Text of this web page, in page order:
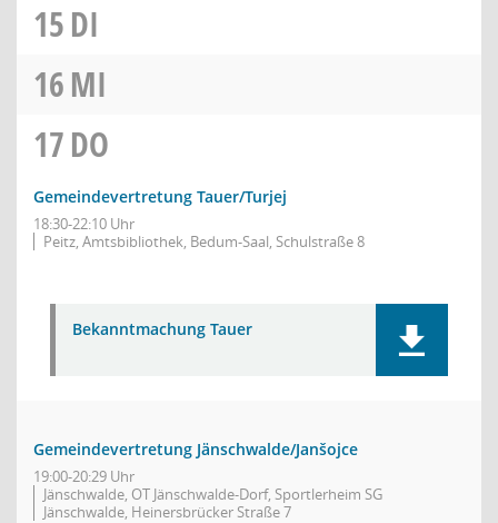
15DI
16MI
17DO
Gemeindevertretung Tauer/Turjej
18:30-22:10 Uhr
Peitz, Amtsbibliothek, Bedum-Saal, Schulstraße 8
Bekanntmachung Tauer
Gemeindevertretung Jänschwalde/Janšojce
19:00-20:29 Uhr
Jänschwalde, OT Jänschwalde-Dorf, Sportlerheim SG
Jänschwalde, Heinersbrücker Straße 7